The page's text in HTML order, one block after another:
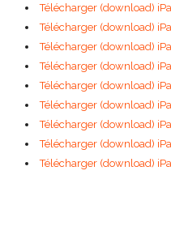
Télécharger (download)
Télécharger (download)
Télécharger (download)
Télécharger (download)
Télécharger (download)
Télécharger (download)
Télécharger (download)
Télécharger (download)
Télécharger (download)